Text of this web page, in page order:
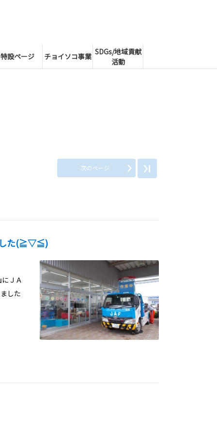
特設ページ チョイソコ事業 SDGs/地域貢献
活動
次のページ
した(≧▽≦)
ＪＡ
した